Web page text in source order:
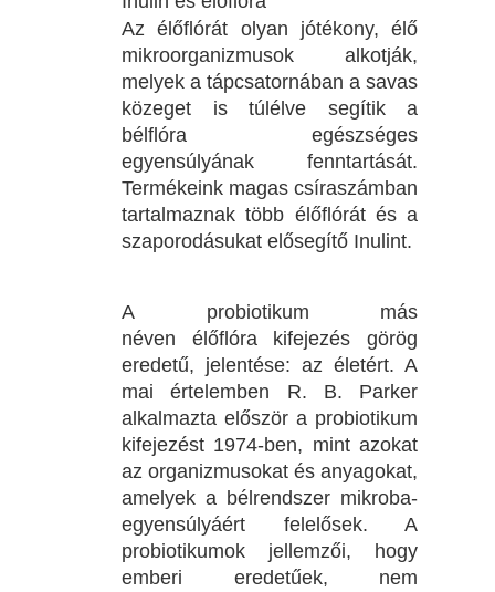
Az élőflórát olyan jótékony, élő
mikroorganizmusok alkotják,
melyek a tápcsatornában a savas
közeget is túlélve segítik a
bélflóra egészséges
egyensúlyának fenntartását.
Termékeink magas csíraszámban
tartalmaznak több élőflórát és a
szaporodásukat elősegítő Inulint.
A probiotikum más
néven élőflóra kifejezés görög
eredetű, jelentése: az életért. A
mai értelemben R. B. Parker
alkalmazta először a probiotikum
kifejezést 1974-ben, mint azokat
az organizmusokat és anyagokat,
amelyek a bélrendszer mikroba-
egyensúlyáért felelősek. A
probiotikumok jellemzői, hogy
emberi eredetűek, nem